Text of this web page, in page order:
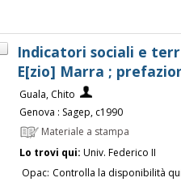
Indicatori sociali e
E[zio] Marra ;
Guala, Chito
Genova : Sagep, c1990
Materiale a stampa
Lo trovi qui: Univ. Federico II
Opac: Controlla la disponibilità